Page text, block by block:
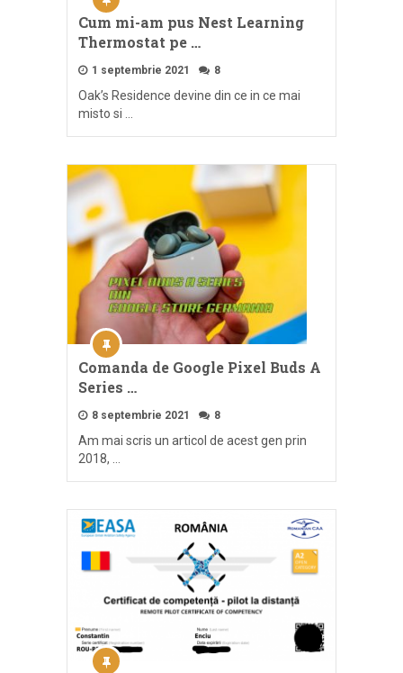
Cum mi-am pus Nest Learning
Thermostat pe …
1 septembrie 2021 8
Oak’s Residence devine din ce in ce mai
misto si …
Comanda de Google Pixel Buds A
Series …
8 septembrie 2021 8
Am mai scris un articol de acest gen prin
2018, …